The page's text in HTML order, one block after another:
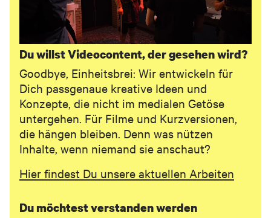
Du willst Videocontent, der gesehen wird?
Goodbye, Einheitsbrei: Wir entwickeln für
Dich passgenaue kreative Ideen und
Konzepte, die nicht im medialen Getöse
untergehen. Für Filme und Kurzversionen,
die hängen bleiben. Denn was nützen
Inhalte, wenn niemand sie anschaut?
Hier findest Du unsere aktuellen Arbeiten
Du möchtest verstanden werden
Vor- und Nachname
Geschäftliche E-Mail-Adresse